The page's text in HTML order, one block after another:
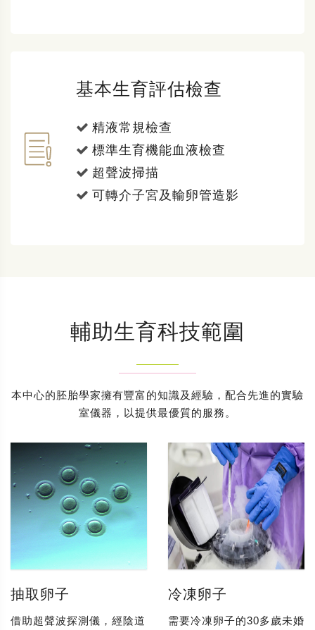
基本生育評估檢查
精液常規檢查
標準生育機能血液檢查
超聲波掃描
可轉介子宮及輸卵管造影
輔助生育科技範圍
本中心的胚胎學家擁有豐富的知識及經驗，配合先進的實驗
室儀器，以提供最優質的服務。
抽取卵子
借助超聲波探測儀，經陰道
冷凍卵子
需要冷凍卵子的30多歲未婚